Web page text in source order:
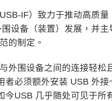
IF）致力于推动高质量
设备（装置）发展，并主
的制定。
外围设备之间的连接轻松
者必须额外安装 USB 外接
今USB 几乎随处可见于所